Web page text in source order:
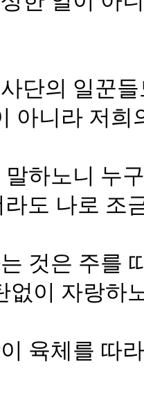
단의 일꾼
아니라 저
말하노니 누
도 나로 조
것은 주를
없이 자랑하
육체를 따